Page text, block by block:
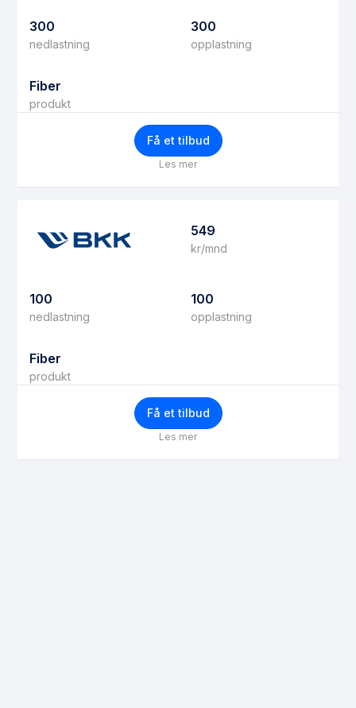
300
nedlastning
300
opplastning
Fiber
produkt
Få et tilbud
Les mer
549
kr/mnd
100
nedlastning
100
opplastning
Fiber
produkt
Få et tilbud
Les mer